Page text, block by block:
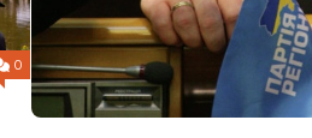
0